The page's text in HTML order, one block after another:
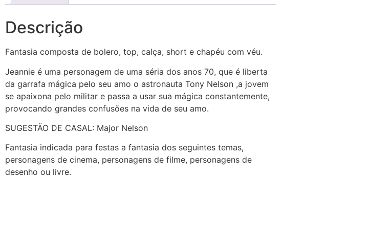
Descrição
Fantasia composta de bolero, top, calça, short e chapéu com véu.
Jeannie é uma personagem de uma séria dos anos 70, que é liberta
da garrafa mágica pelo seu amo o astronauta Tony Nelson ,a jovem
se apaixona pelo militar e passa a usar sua mágica constantemente,
provocando grandes confusões na vida de seu amo.
SUGESTÃO DE CASAL: Major Nelson
Fantasia indicada para festas a fantasia dos seguintes temas,
personagens de cinema, personagens de filme, personagens de
desenho ou livre.